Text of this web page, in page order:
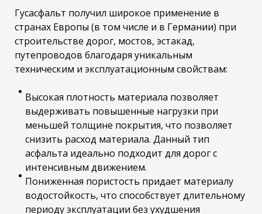
Гусасфальт получил широкое применение в
странах Европы (в том числе и в Германии) при
строительстве дорог, мостов, эстакад,
путепроводов благодаря уникальным
техническим и эксплуатационным свойствам:
Высокая плотность материала позволяет
выдерживать повышенные нагрузки при
меньшей толщине покрытия, что позволяет
снизить расход материала. Данный тип
асфальта идеально подходит для дорог с
интенсивным движением.
Пониженная пористость придает материалу
водостойкость, что способствует длительному
периоду эксплуатации без ухудшения